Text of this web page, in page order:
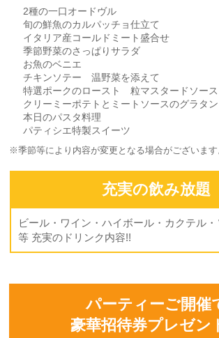
2種の一口オードヴル
旬の鮮魚のカルパッチョ仕立て
イタリア産コールドミート盛合せ
季節野菜のさっぱりサラダ
お魚のベニエ
チキンソテー 温野菜を添えて
特選ポークのロースト 粒マスタードソース
クリーミーポテトとミートソースのグラタン
本日のパスタ料理
パティシエ特製スイーツ
※季節等により内容が変更となる場合がございます
充実の飲み放題
ビール・ワイン・ハイボール・カクテル
等 充実のドリンク内容!!
パーティーご開催
豪華招待券プレゼン